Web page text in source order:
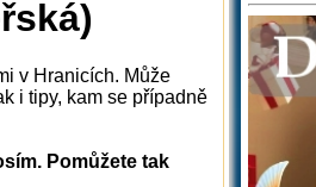
v Hranicích. Může
i tipy, kam se případně
Pomůžete tak